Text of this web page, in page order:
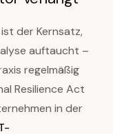
der Kernsatz,
auftaucht –
regelmäßig
Resilience Act
in der